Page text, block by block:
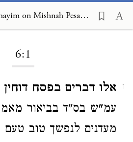
Lechem Shamayim on Mishnah Pesachim 6:1
6:1
1
אלו דברים בפסח
עמ"ש בס"ד בביאור
מעדנים לנפשך טוב טעם